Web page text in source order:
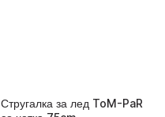
Стругалка за лед ToM-PaR